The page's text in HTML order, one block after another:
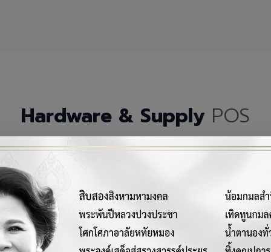
Hardware & Supply POS
ณ์เครื่องมือฮาร์ดแวร์และวัสดุสิ้นเปลืองคุณภาพสูงสำหรับระบบ